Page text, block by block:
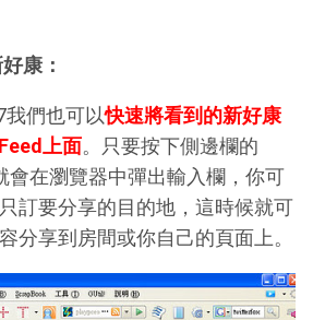
康：
我們也可以快速將看到的新好康
上面。只要按下側邊欄的
會在瀏覽器中彈出輸入欄，你可
訂要分享的目的地，這時候就可
分享到房間或你自己的頁面上。